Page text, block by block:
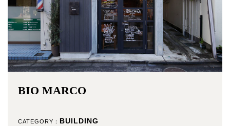
BIO MARCO
CATEGORY： BUILDING